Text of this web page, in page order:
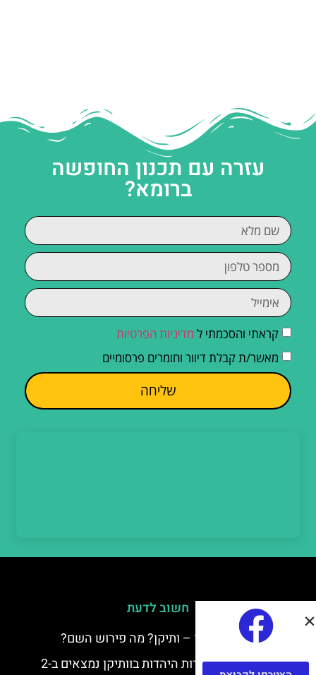
עזרה עם תכנון החופשה
ברומא?
קראתי והסכמתי ל מדיניות הפרטיות
מאשר/ת קבלת דיוור וחומרים פרסומיים
שליחה
חשוב לדעת
למה קוראים לוותיקן – ותיקן? מה פירוש השם?
כתב יד ותיקן – אוצרות היהדות בוותיקן נמצאים ב-2